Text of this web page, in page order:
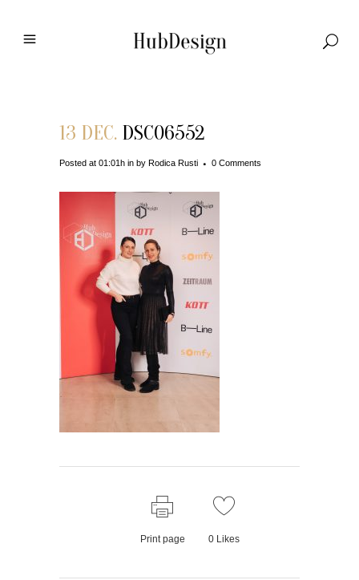
13 DEC. DSC06552
Posted at 01:01h in by Rodica Rusti 0 Comments
Print page 0Likes